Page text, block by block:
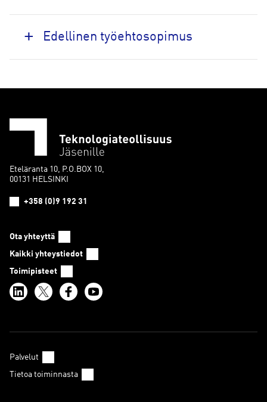
Edellinen työehtosopimus
Eteläranta 10, P.O.BOX 10,
00131 HELSINKI
+358 (0)9 192 31
Ota yhteyttä
Kaikki yhteystiedot
Toimipisteet
Palvelut
Tietoa toiminnasta